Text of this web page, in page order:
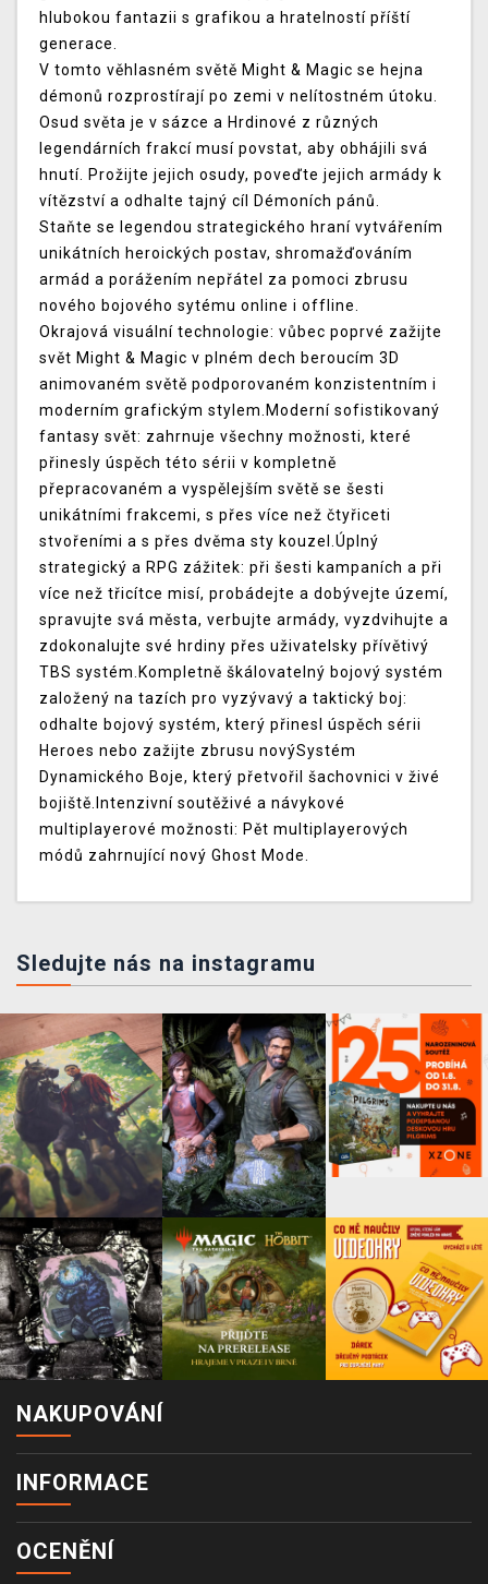
hlubokou fantazii s grafikou a hratelností příští
generace.
V tomto věhlasném světě Might & Magic se hejna
démonů rozprostírají po zemi v nelítostném útoku.
Osud světa je v sázce a Hrdinové z různých
legendárních frakcí musí povstat, aby obhájili svá
hnutí. Prožijte jejich osudy, poveďte jejich armády k
vítězství a odhalte tajný cíl Démoních pánů.
Staňte se legendou strategického hraní vytvářením
unikátních heroických postav, shromažďováním
armád a porážením nepřátel za pomoci zbrusu
nového bojového sytému online i offline.
Okrajová visuální technologie: vůbec poprvé zažijte
svět Might & Magic v plném dech beroucím 3D
animovaném světě podporovaném konzistentním i
moderním grafickým stylem.Moderní sofistikovaný
fantasy svět: zahrnuje všechny možnosti, které
přinesly úspěch této sérii v kompletně
přepracovaném a vyspělejším světě se šesti
unikátními frakcemi, s přes více než čtyřiceti
stvořeními a s přes dvěma sty kouzel.Úplný
strategický a RPG zážitek: při šesti kampaních a při
více než třicítce misí, probádejte a dobývejte území,
spravujte svá města, verbujte armády, vyzdvihujte a
zdokonalujte své hrdiny přes uživatelsky přívětivý
TBS systém.Kompletně škálovatelný bojový systém
založený na tazích pro vyzývavý a taktický boj:
odhalte bojový systém, který přinesl úspěch sérii
Heroes nebo zažijte zbrusu novýSystém
Dynamického Boje, který přetvořil šachovnici v živé
bojiště.Intenzivní soutěživé a návykové
multiplayerové možnosti: Pět multiplayerových
módů zahrnující nový Ghost Mode.
Sledujte nás na instagramu
NAKUPOVÁNÍ
INFORMACE
OCENĚNÍ